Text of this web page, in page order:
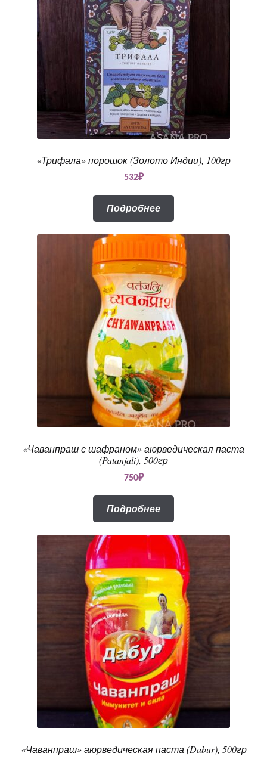
«Трифала» порошок (Золото Индии), 100гр
532₽
Подробнее
«Чаванпраш с шафраном» аюрведическая паста
(Patanjali), 500гр
750₽
Подробнее
«Чаванпраш» аюрведическая паста (Dabur), 500гр